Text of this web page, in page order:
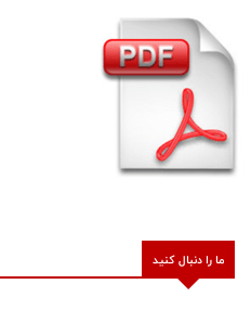
ما را دنبال کنید